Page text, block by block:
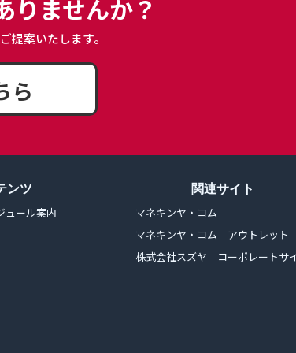
りませんか？
提案いたします。
ら
ンツ
ュール案内
関連サイト
マネキンヤ・コム
マネキンヤ・コム アウトレット
株式会社スズヤ コーポレートサ